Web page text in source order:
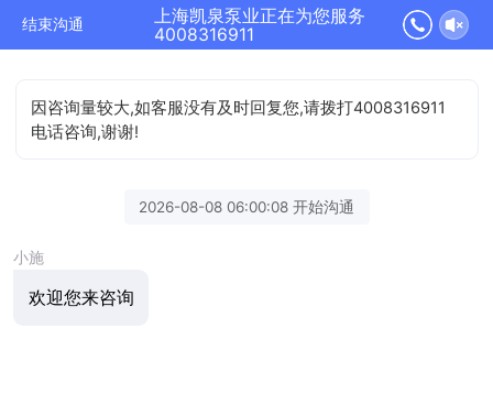
结束沟通
上海凯泉泵业正在为您服务
4008316911
因咨询量较大,如客服没有及时回复您,请拨打4008316911
电话咨询,谢谢!
2026-08-08 06:00:08 开始沟通
小施
欢迎您来咨询